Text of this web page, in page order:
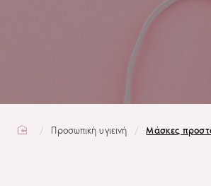
homeΠροσωπική υγιεινή Μάσκες